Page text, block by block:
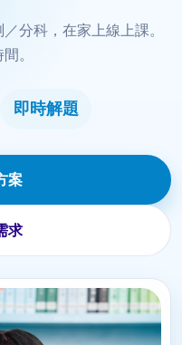
分科，在家上線上課。
。
即時解題
案
求